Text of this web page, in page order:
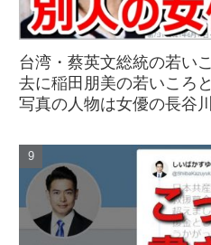
台湾・蔡英文総統の若い
去に稲田朋美の若いころ
写真の人物は女優の長谷